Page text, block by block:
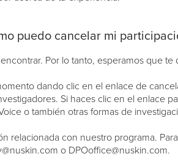
puedo cancelar mi
Por lo tanto, esperamos que
dando clic en el enlace de
Si haces clic en el enlace
o también otras formas de
relacionada con nuestro programa.
o DPOoffice@nuskin.com.